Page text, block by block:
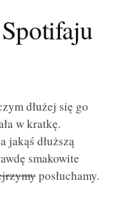
dłużej się go
w kratkę.
jakąś dłuższą
smakowite
posłuchamy.